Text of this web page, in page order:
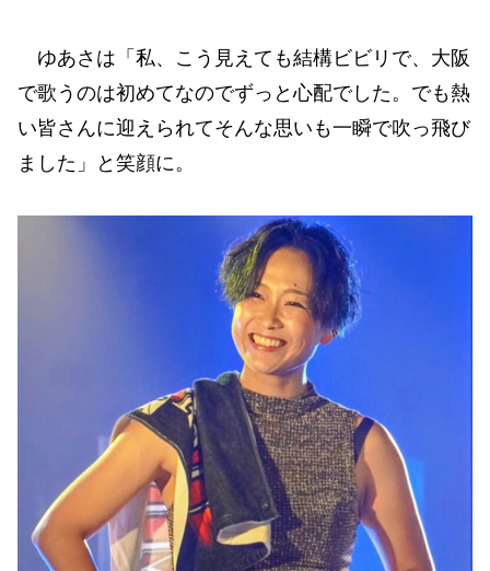
ゆあさは「私、こう見えても結構ビビリで、大阪
で歌うのは初めてなのでずっと心配でした。でも熱
い皆さんに迎えられてそんな思いも一瞬で吹っ飛び
ました」と笑顔に。